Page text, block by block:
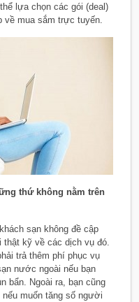
lựa chọn các gói (deal)
về mua sắm trực tuyến.
thứ không nằm trên
sạn không đề cập
thật kỹ về các dịch vụ đó.
trả thêm phí phục vụ
nước ngoài nếu bạn
bẩn. Ngoài ra, bạn cũng
muốn tăng số người